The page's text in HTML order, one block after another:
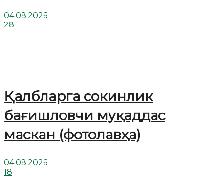
04.08.2026
28
Қалбларга сокинлик
бағишловчи муқаддас
маскан (фотолавҳа)
04.08.2026
18